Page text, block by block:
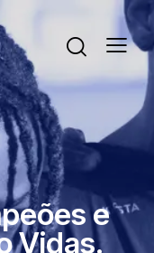
e
Vidas.